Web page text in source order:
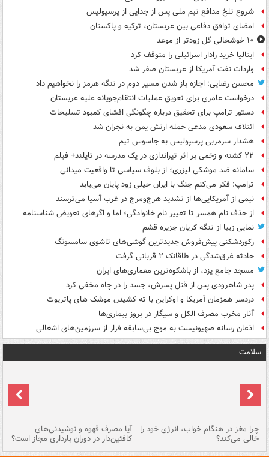
شروع تلخ مدافع تیم ملی پس از جدایی از پرسپولیس
امضای توافق دفاعی بین عربستان، ترکیه و پاکستان
۱۰ خوشحالی گل زودتر از موعد
ایتالیا خرید رادار اسرائیلی را متوقف کرد
واردات نفت آمریکا از عربستان صفر شد
محسن رضایی: اجازه باز شدن مسیر دوم در تنگه هرمز را نخواهیم داد
درخواست عامری برای تعویق عملیات انتقام‌جویانه علیه عربستان
دستور ترامپ برای تحقیق درباره چگونگی افشای کمبود تسلیحات
ائتلاف سعودی مدعی حمله ارتش یمن به نجران شد
هشدار سرمربی پرسپولیس به جاسوس تیم
۲۲ کشته و زخمی بر اثر تیراندازی در یک مدرسه در تایلند+ فیلم
سامانه ضد موشکی لیزری؛ از بلوف سیاسی تا واقعیت میدانی
ترامپ: فکر می‌کنم جنگ با ایران خیلی زود پایان می‌یابد
نیمی از آمریکایی‌ها از تشدید هرج‌ومرج در غرب آسیا می‌ترسند
از حذف نام همسر تا تغییر نام خانوادگی؛ اما و اگرهای تعویض شناسنامه
نمایی زیبا از تنگه کریان جزیره قشم
رکوردشکنی پیش‌فروش جدیدترین گوشی‌های تاشوی سامسونگ
حادثه غرق‌شدگی در طاقانک ۲ قربانی گرفت
مسجد جامع یزد، از باشکوه‌ترین معماری‌های ایران
پدر شاهرودی پس از قتل پسرش، جسد را در چاه مخفی کرد
دردسر همزمان آمریکا و اوکراین با ته کشیدن موشک های پاتریوت
آثار مخرب مصرف الکل و سیگار در بروز بیماری‌ها
اذعان رسانه صهیونیست به موج بی‌سابقه فرار از سرزمین‌های اشغالی
سلامت
چرا مغز در هنگام خواب، انرژی خود را
خالی می‌کند؟
آیا مصرف قهوه و نوشیدنی‌های
کافئین‌دار در دوران بارداری مجاز است؟